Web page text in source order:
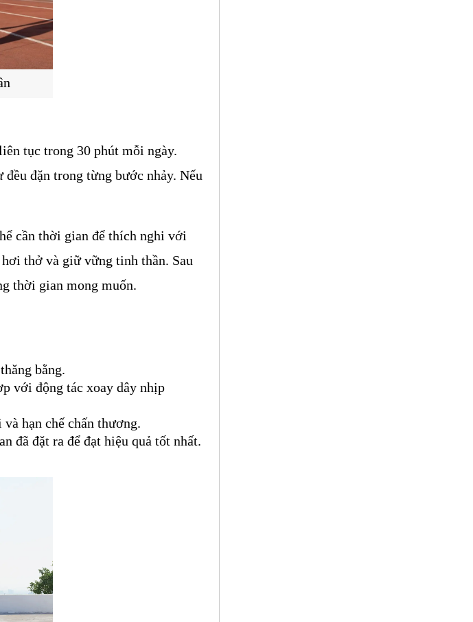
tục trong 30 phút mỗi ngày.
đặn trong từng bước nhảy. Nếu
cần thời gian để thích nghi với
thở và giữ vững tinh thần. Sau
thời gian mong muốn.
bằng.
với động tác xoay dây nhịp
hạn chế chấn thương.
đã đặt ra để đạt hiệu quả tốt nhất.